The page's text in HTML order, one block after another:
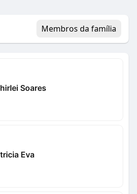
Membros da família
Soares
Eva